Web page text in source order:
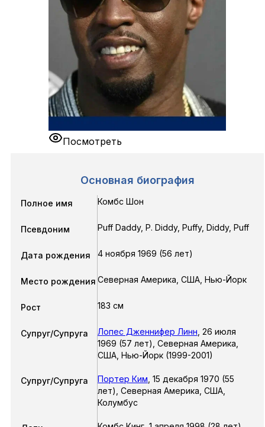
Посмотреть
Основная биография
Полное имя Комбс Шон
Псевдоним Puff Daddy, P. Diddy, Puffy, Diddy, Puff
Дата рождения 4 ноября 1969 (56 лет)
Место рождения Северная Америка, США, Нью-Йорк
Рост 183 см
Супруг/Супруга Лопес Дженнифер Линн 26 июля
1969 (57 лет), Северная Америка,
США, Нью-Йорк (1999-2001)
Супруг/Супруга Портер Ким 15 декабря 1970 (55
лет), Северная Америка, США,
Колумбус